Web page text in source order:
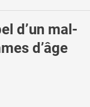
d’un mal-
d’âge